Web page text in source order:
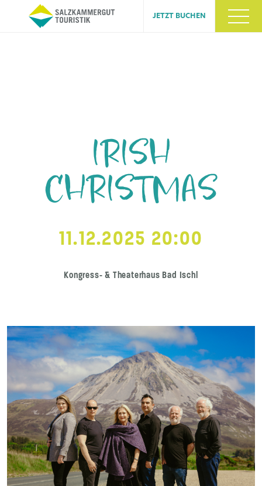
JETZT BUCHEN
IRISH
CHRISTMAS
11.12.2025 20:00
Kongress- & Theaterhaus Bad Ischl